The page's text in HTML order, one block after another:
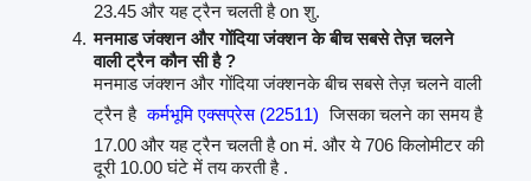
23.45 और यह ट्रैन चलती है on शु.
मनमाड जंक्शन और गोंदिया जंक्शन के बीच सबसे तेज़ चलने
वाली ट्रैन कौन सी है ?
मनमाड जंक्शन और गोंदिया जंक्शनके बीच सबसे तेज़ चलने वाली
ट्रैन है कर्मभूमि एक्सप्रेस (22511) जिसका चलने का समय है
17.00 और यह ट्रैन चलती है on मं. और ये 706 किलोमीटर की
दूरी 10.00 घंटे में तय करती है .